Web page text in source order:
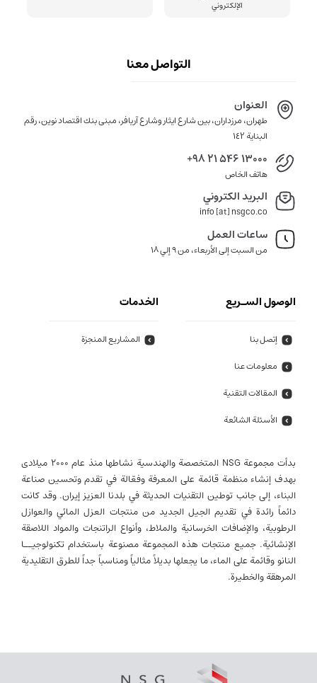
الإلكتروني
التواصل معنا
العنوان
طهران، مرزداران، بين شارع ايثار وشارع آريافر، مبنى بنك اقتصاد نوين، رقم
البناية ١٤٢
+98 21 546 13000
هاتف الخاص
البريد الكتروني
info [at] nsgco.co
ساعات العمل
من السبت إلى الأربعاء، من 9 إلي 18
الوصول السـريع
إتصل بنا
معلومات عنا
المقالات التقنية
الأسئلة الشائعة
الخدمات
المشاريع المنجزة
بدأت مجموعة NSG المتخصصة والهندسية نشاطها منذ عام 2000 میلادی
بهدف إنشاء منظمة قائمة على المعرفة وفعّالة في تقدم وتحسين صناعة
البناء، إلى جانب توطين التقنيات الحديثة في بلدنا العزيز إيران. وقد كانت
دائماً رائدة في تقديم الجيل الجديد من منتجات العزل المائي والعوازل
الرطوبية، والإضافات الخرسانية والملاط، وأنواع الراتنجات والمواد اللاصقة
الإنشائية. جميع منتجات هذه المجموعة مصنوعة باستخدام تكنولوجيــا
النانو وقائمة على الماء، ما يجعلها بديلاً مثالياً ومناسباً جداً للطرق التقليدية
المرهقة والخطيرة.